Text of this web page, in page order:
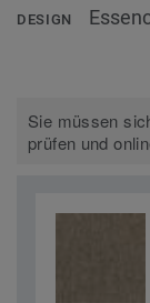
DESIGN
Sie müssen
prüfen und